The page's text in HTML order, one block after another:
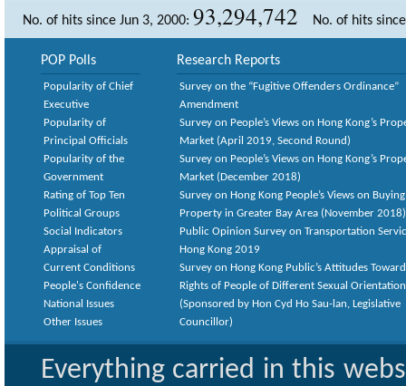
No. of hits since Jun 3, 2000: 93,294,742 No. of hits
POP Polls
Popularity of Chief
Executive
Popularity of
Principal Officials
Popularity of the
Government
Rating of Top Ten
Political Groups
Social Indicators
Appraisal of
Current Conditions
People's Confidence
National Issues
Other Issues
Research Reports
Survey on the “Fugitive Offenders Ordinance”
Amendment
Survey on People’s Views on Hong Kong’s
Market (April 2019, Second Round)
Survey on People’s Views on Hong Kong’s
Market (December 2018)
Survey on Hong Kong People’s Views on Buying
Property in Greater Bay Area (November 2018)
Public Opinion Survey on Transportation
Hong Kong 2019
Survey on Hong Kong Public’s Attitudes
Rights of People of Different Sexual
(Sponsored by Hon Cyd Ho Sau-lan, Legislative
Councillor)
Everything carried in this